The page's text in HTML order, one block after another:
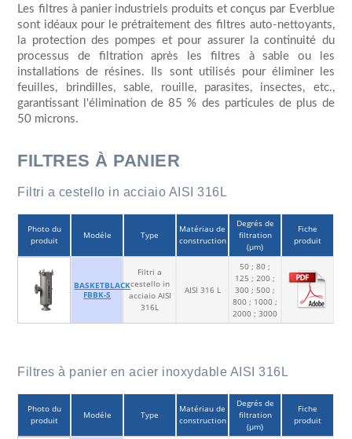
Les filtres à panier industriels produits et conçus par Everblue
sont idéaux pour le prétraitement des filtres auto-nettoyants,
la protection des pompes et pour assurer la continuité du
processus de filtration après les filtres à sable ou les
installations de résines. Ils sont utilisés pour éliminer les
feuilles, brindilles, sable, rouille, parasites, insectes, etc.,
garantissant l'élimination de 85 % des particules de plus de
50 microns.
FILTRES À PANIER
Filtri a cestello in acciaio AISI 316L
Photo du
produit
Modéle Type
Matériau de
construction
Degrés de
filtration
(µm)
Fiche
produit
BASKETBLACK
FBBK-S
Filtri a
cestello in
acciaio AISI
316L
AISI 316 L
50 ; 80 ;
125 ; 200 ;
300 ; 500 ;
800 ; 1000 ;
2000 ; 3000
Filtres à panier en acier inoxydable AISI 316L
Photo du
produit
Modéle Type
Matériau de
construction
Degrés de
filtration
(µm)
Fiche
produit